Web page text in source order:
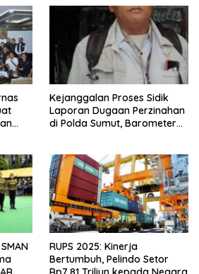
Kejanggalan Proses Sidik
Laporan Dugaan Perzinahan
di Polda Sumut, Barometer
RUPS 2025: Kinerja
Bertumbuh, Pelindo Setor